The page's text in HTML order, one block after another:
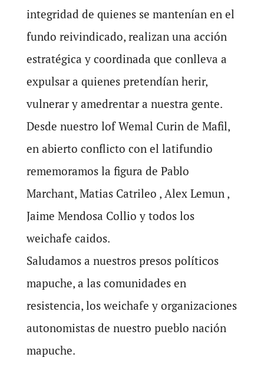
integridad de quienes se mantenían en el
fundo reivindicado, realizan una acción
estratégica y coordinada que conlleva a
expulsar a quienes pretendían herir,
vulnerar y amedrentar a nuestra gente.
Desde nuestro lof Wemal Curin de Mafil,
en abierto conflicto con el latifundio
rememoramos la figura de Pablo
Marchant, Matias Catrileo , Alex Lemun ,
Jaime Mendosa Collio y todos los
weichafe caidos.
Saludamos a nuestros presos políticos
mapuche, a las comunidades en
resistencia, los weichafe y organizaciones
autonomistas de nuestro pueblo nación
mapuche.